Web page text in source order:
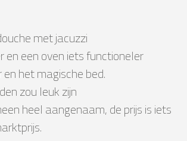
met jacuzzi
en een oven iets functioneler
het magische bed.
zou leuk zijn
heel aangenaam, de prijs is iets